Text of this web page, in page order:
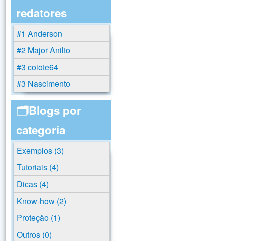
redatores
#1 Anderson
#2 Major Anilto
#3 coiote64
#3 Nascimento
🗂️Blogs por
categoria
Exemplos (3)
Tutoriais (4)
Dicas (4)
Know-how (2)
Proteção (1)
Outros (0)